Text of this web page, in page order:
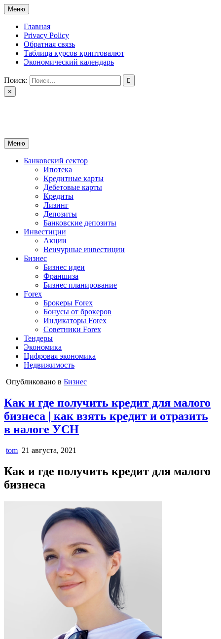
Перейти
к
содержимому
Меню
Главная
Privacy Policy
Обратная связь
Таблица курсов криптовалют
Экономический календарь
Поиск:
×
Меню
Банковский сектор
Ипотека
Кредитные карты
Дебетовые карты
Кредиты
Лизинг
Депозиты
Банковские депозиты
Инвестиции
Акции
Венчурные инвестиции
Бизнес
Бизнес идеи
Франшиза
Бизнес планирование
Forex
Брокеры Forex
Бонусы от брокеров
Индикаторы Forex
Советники Forex
Тендеры
Экономика
Цифровая экономика
Недвижимость
Опубликовано в Бизнес
Как и где получить кредит для малого
бизнеса | как взять кредит и отразить
в налоге УСН
tom 21 августа, 2021
Как и где получить кредит для малого
бизнеса